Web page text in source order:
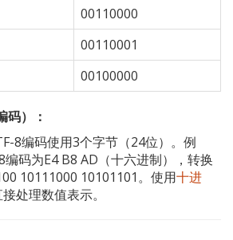
00110000
00110001
00100000
码）：
8编码使用3个字节（24位）。例
码为E4 B8 AD（十六进制），转换
10111000 10101101。使用十进
处理数值表示。